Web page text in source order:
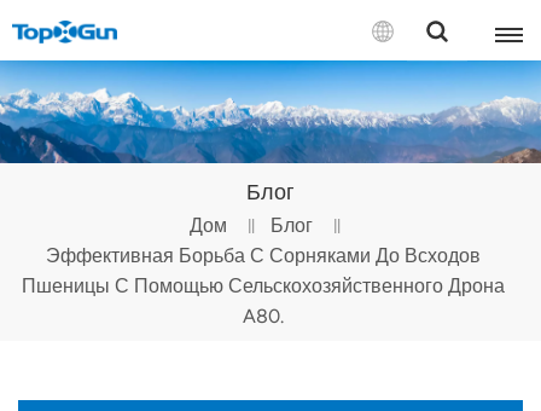
СВЯЗАТЬСЯ С НАМИ
English
Русский
Português(Portugal)
Блог
Дом
Блог
Эффективная Борьба С Сорняками До Всходов
Пшеницы С Помощью Сельскохозяйственного Дрона
A80.